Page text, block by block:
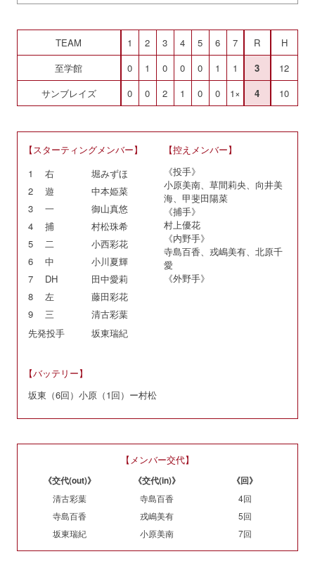
TEAM 1 2 3 4 5 6 7 R
H
至学館
0 1 0 0 0 1 1 3
12
サンブレイズ
0 0 2 1 0 0 1× 4 10
【スターティングメンバー】
1
右
堀みずほ
2
遊
中本姫菜
3
一
御山真悠
4
捕
村松珠希
5
二
小西彩花
6
中
小川夏輝
7
DH
田中愛莉
8
左
藤田彩花
9
三
清古彩葉
先発投手
坂東瑞紀
【控えメンバー】
《投手》
小原美南、草間莉央、向井美
海、甲斐田陽菜
《捕手》
村上優花
《内野手》
寺島百香、戎嶋美有、北原千
愛
《外野手》
【バッテリー】
坂東（6回）小原（1回）ー村松
【メンバー交代】
《交代(out)》 《交代(in)》
《回》
清古彩葉
寺島百香
4回
寺島百香
戎嶋美有
5回
坂東瑞紀
小原美南 7回